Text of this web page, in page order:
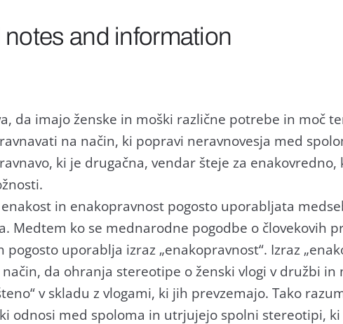
and information
da imajo ženske in moški različne potrebe in moč
na način, ki popravi neravnovesja med
ki je drugačna, vendar šteje za
enakost in enakopravnost pogosto uporabljata
Medtem ko se mednarodne pogodbe o človekovih
uporablja izraz „enakopravnost“. Izraz
da ohranja stereotipe o ženski vlogi v družbi in
v skladu z vlogami, ki jih prevzemajo. Tako
odnosi med spoloma in utrjujejo spolni stereotipi, ki